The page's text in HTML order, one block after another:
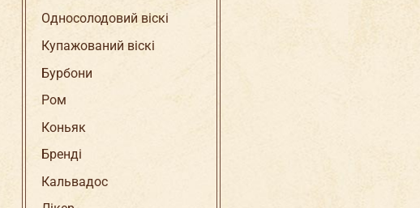
Односолодовий віскі
Купажований віскі
Бурбони
Ром
Коньяк
Бренді
Кальвадос